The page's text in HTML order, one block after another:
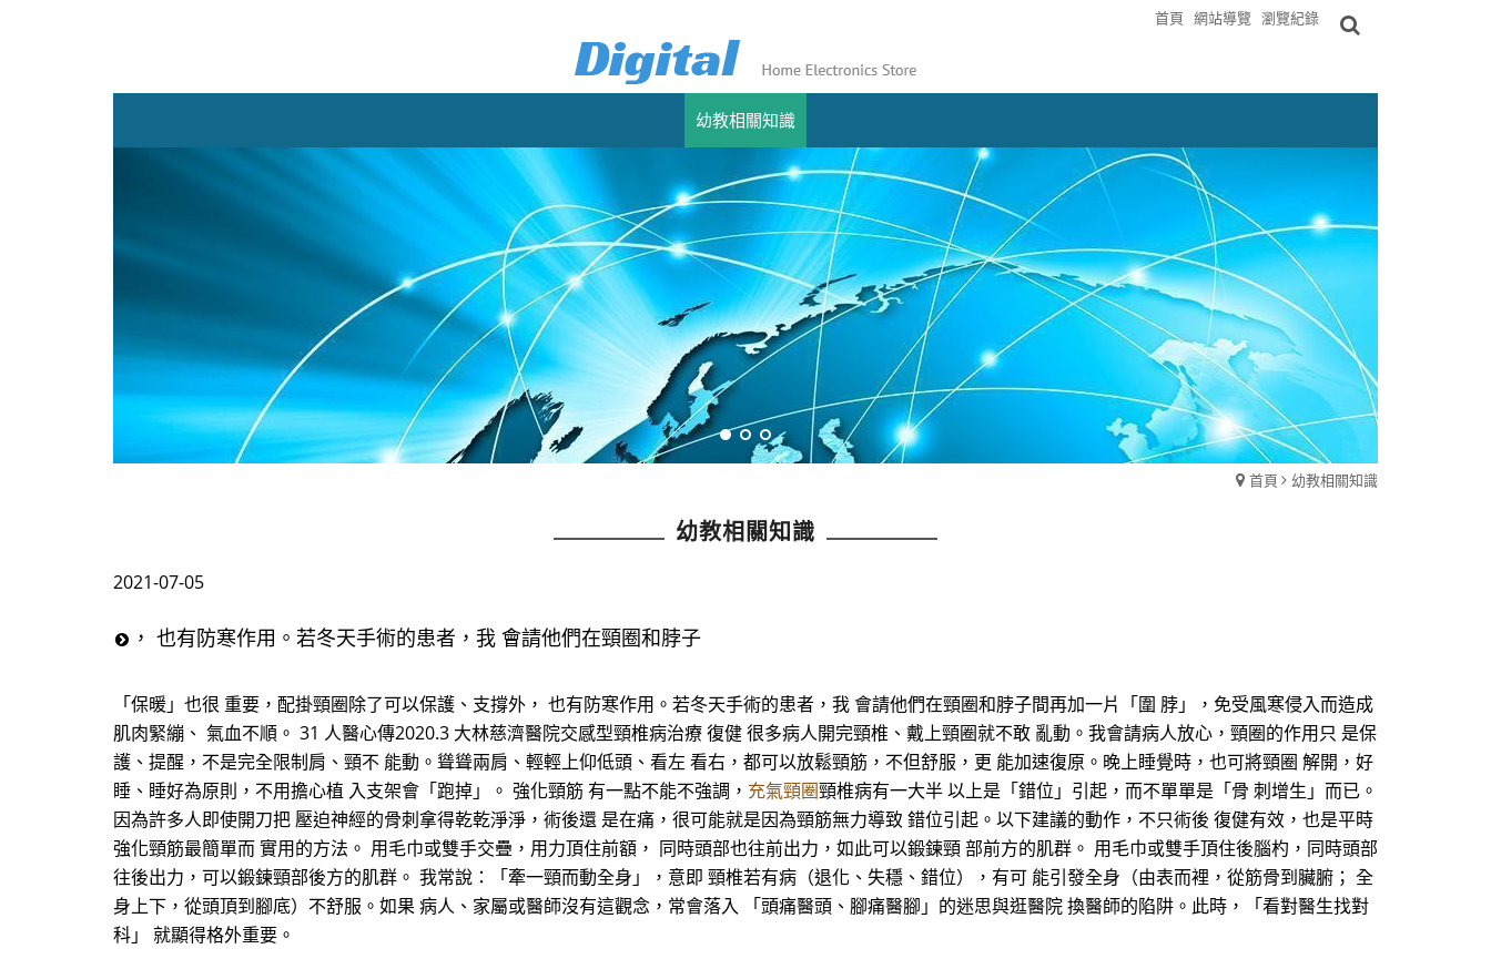
首頁 網站導覽 瀏覽紀錄
幼教相關知識
首頁 幼教相關知識
幼教相關知識
2021-07-05
， 也有防寒作用。若冬天手術的患者，我 會請他們在頸圈和脖子
「保暖」也很 重要，配掛頸圈除了可以保護、支撐外， 也有防寒作用。若冬天手術的患者，我 會請他們在頸圈和脖子間再加一片「圍 脖」，免受風寒侵入而造成
肌肉緊繃、 氣血不順。 31 人醫心傳2020.3 大林慈濟醫院交感型頸椎病治療 復健 很多病人開完頸椎、戴上頸圈就不敢 亂動。我會請病人放心，頸圈的作用只 是保
護、提醒，不是完全限制肩、頸不 能動。聳聳兩肩、輕輕上仰低頭、看左 看右，都可以放鬆頸筋，不但舒服，更 能加速復原。晚上睡覺時，也可將頸圈 解開，好
睡、睡好為原則，不用擔心植 入支架會「跑掉」。 強化頸筋 有一點不能不強調， 充氣頸圈頸椎病有一大半 以上是「錯位」引起，而不單單是「骨 刺增生」而已。
因為許多人即使開刀把 壓迫神經的骨刺拿得乾乾淨淨，術後還 是在痛，很可能就是因為頸筋無力導致 錯位引起。以下建議的動作，不只術後 復健有效，也是平時
強化頸筋最簡單而 實用的方法。 用毛巾或雙手交疊，用力頂住前額， 同時頭部也往前出力，如此可以鍛鍊頸 部前方的肌群。 用毛巾或雙手頂住後腦杓，同時頭部
往後出力，可以鍛鍊頸部後方的肌群。 我常說：「牽一頸而動全身」，意即 頸椎若有病（退化、失穩、錯位），有可 能引發全身（由表而裡，從筋骨到臟腑； 全
身上下，從頭頂到腳底）不舒服。如果 病人、家屬或醫師沒有這觀念，常會落入 「頭痛醫頭、腳痛醫腳」的迷思與逛醫院 換醫師的陷阱。此時，「看對醫生找對
科」 就顯得格外重要。